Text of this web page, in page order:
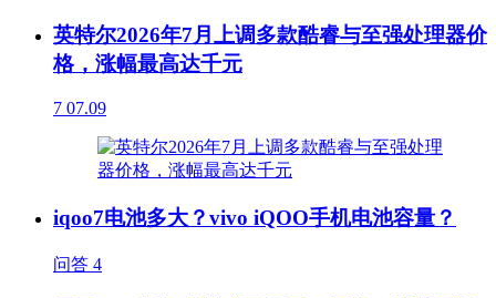
英特尔2026年7月上调多款酷睿与至强处理器价
格，涨幅最高达千元
7 07.09
iqoo7电池多大？vivo iQOO手机电池容量？
问答 4